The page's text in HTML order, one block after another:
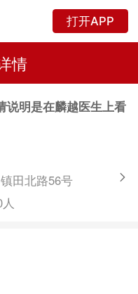
打开APP
情
说明是在麟越医生上看
田北路56号